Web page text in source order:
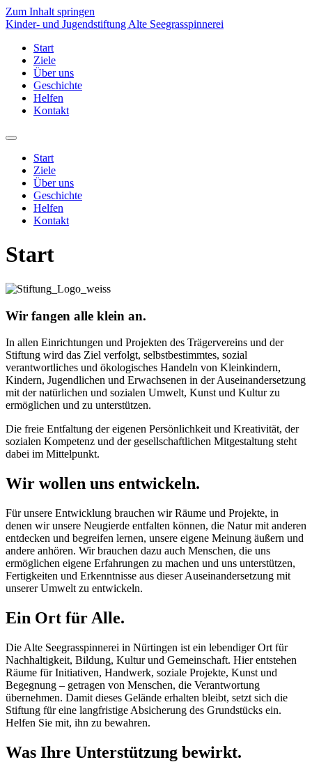
Zum Inhalt springen
Kinder- und Jugendstiftung Alte Seegrasspinnerei
Start
Ziele
Über uns
Geschichte
Helfen
Kontakt
Start
Ziele
Über uns
Geschichte
Helfen
Kontakt
Start
Wir fangen alle klein an.
In allen Einrichtungen und Projekten des Trägervereins und der
Stiftung wird das Ziel verfolgt, selbstbestimmtes, sozial
verantwortliches und ökologisches Handeln von Kleinkindern,
Kindern, Jugendlichen und Erwachsenen in der Auseinandersetzung
mit der natürlichen und sozialen Umwelt, Kunst und Kultur zu
ermöglichen und zu unterstützen.
Die freie Entfaltung der eigenen Persönlichkeit und Kreativität, der
sozialen Kompetenz und der gesellschaftlichen Mitgestaltung steht
dabei im Mittelpunkt.
Wir wollen uns entwickeln.
Für unsere Entwicklung brauchen wir Räume und Projekte, in
denen wir unsere Neugierde entfalten können, die Natur mit anderen
entdecken und begreifen lernen, unsere eigene Meinung äußern und
andere anhören. Wir brauchen dazu auch Menschen, die uns
ermöglichen eigene Erfahrungen zu machen und uns unterstützen,
Fertigkeiten und Erkenntnisse aus dieser Auseinandersetzung mit
unserer Umwelt zu entwickeln.
Ein Ort für Alle.
Die Alte Seegrasspinnerei in Nürtingen ist ein lebendiger Ort für
Nachhaltigkeit, Bildung, Kultur und Gemeinschaft. Hier entstehen
Räume für Initiativen, Handwerk, soziale Projekte, Kunst und
Begegnung – getragen von Menschen, die Verantwortung
übernehmen. Damit dieses Gelände erhalten bleibt, setzt sich die
Stiftung für eine langfristige Absicherung des Grundstücks ein.
Helfen Sie mit, ihn zu bewahren.
Was Ihre Unterstützung bewirkt.